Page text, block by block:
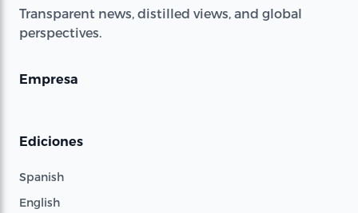
Transparent news, distilled views, and global
perspectives.
Empresa
Ediciones
Spanish
English